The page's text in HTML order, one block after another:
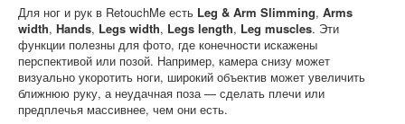
Для ног и рук в RetouchMe есть Leg & Arm Slimming, Arms
width, Hands, Legs width, Legs length, Leg muscles. Эти
функции полезны для фото, где конечности искажены
перспективой или позой. Например, камера снизу может
визуально укоротить ноги, широкий объектив может увеличить
ближнюю руку, а неудачная поза — сделать плечи или
предплечья массивнее, чем они есть.